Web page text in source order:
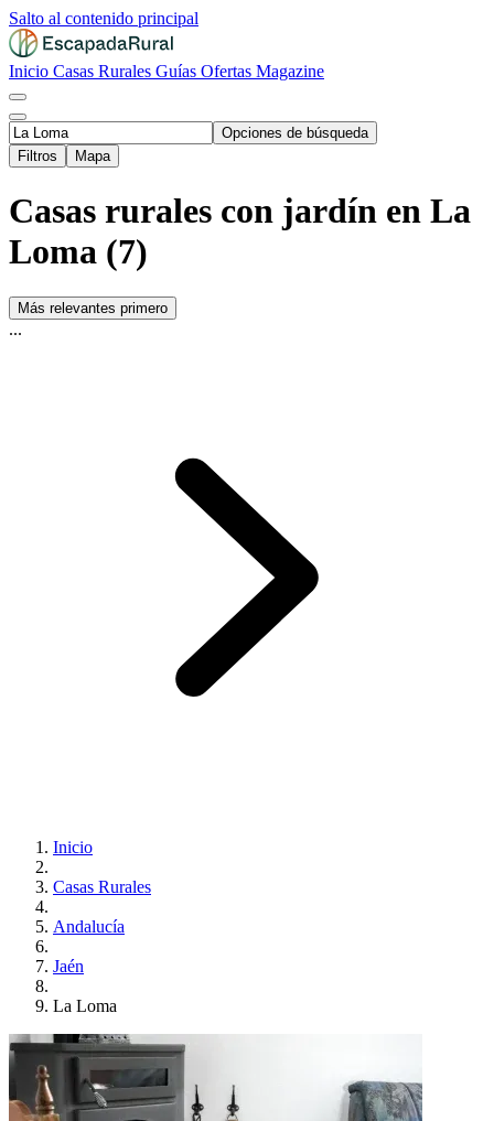
Salto al contenido principal
Inicio Casas Rurales Guías Ofertas Magazine
Opciones de búsqueda
Filtros
Mapa
Casas rurales con jardín en La
Loma (7)
Más relevantes primero
...
Inicio
Casas Rurales
Andalucía
Jaén
La Loma